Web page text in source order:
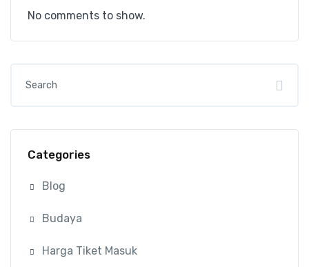
No comments to show.
Categories
Blog
Budaya
Harga Tiket Masuk